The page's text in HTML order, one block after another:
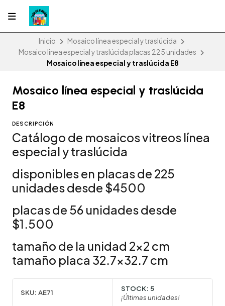
Inicio
Mosaico línea especial y traslúcida
Mosaico linea especial y traslúcida placas 225 unidades
Mosaico línea especial y traslúcida E8
Mosaico línea especial y traslúcida
E8
DESCRIPCIÓN
Catálogo de mosaicos vitreos línea
especial y traslúcida
disponibles en placas de 225
unidades desde $4500
placas de 56 unidades desde
$1.500
tamaño de la unidad 2x2 cm
tamaño placa 32.7x32.7 cm
SKU: AE71 STOCK: 5
¡Últimas unidades!